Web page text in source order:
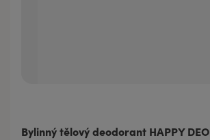
Bylinný tělový deodorant HAPPY DEO